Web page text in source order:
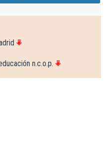
n.c.o.p.